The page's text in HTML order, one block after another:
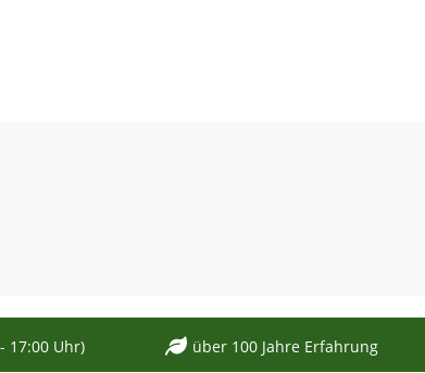
17:00 Uhr) über 100 Jahre Erfahrung